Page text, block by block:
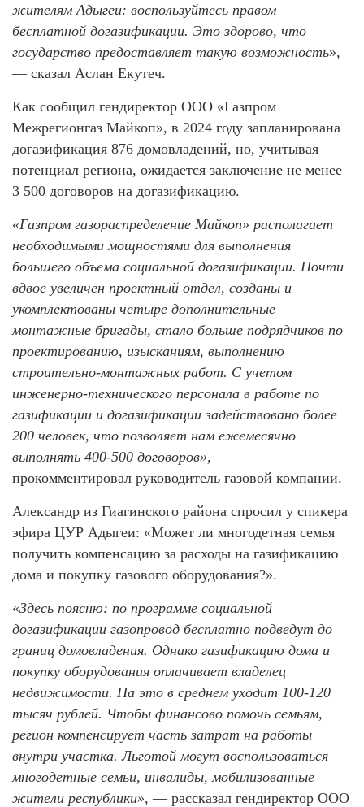
жителям Адыгеи: воспользуйтесь правом
бесплатной догазификации. Это здорово, что
государство предоставляет такую возможность»,
— сказал Аслан Екутеч.
Как сообщил гендиректор ООО «Газпром
Межрегионгаз Майкоп», в 2024 году запланирована
догазификация 876 домовладений, но, учитывая
потенциал региона, ожидается заключение не менее
3 500 договоров на догазификацию.
«Газпром газораспределение Майкоп» располагает
необходимыми мощностями для выполнения
большего объема социальной догазификации. Почти
вдвое увеличен проектный отдел, созданы и
укомплектованы четыре дополнительные
монтажные бригады, стало больше подрядчиков по
проектированию, изысканиям, выполнению
строительно-монтажных работ. С учетом
инженерно-технического персонала в работе по
газификации и догазификации задействовано более
200 человек, что позволяет нам ежемесячно
выполнять 400-500 договоров», —
прокомментировал руководитель газовой компании.
Александр из Гиагинского района спросил у спикера
эфира ЦУР Адыгеи: «Может ли многодетная семья
получить компенсацию за расходы на газификацию
дома и покупку газового оборудования?».
«Здесь поясню: по программе социальной
догазификации газопровод бесплатно подведут до
границ домовладения. Однако газификацию дома и
покупку оборудования оплачивает владелец
недвижимости. На это в среднем уходит 100-120
тысяч рублей. Чтобы финансово помочь семьям,
регион компенсирует часть затрат на работы
внутри участка. Льготой могут воспользоваться
многодетные семьи, инвалиды, мобилизованные
жители республики», — рассказал гендиректор ООО